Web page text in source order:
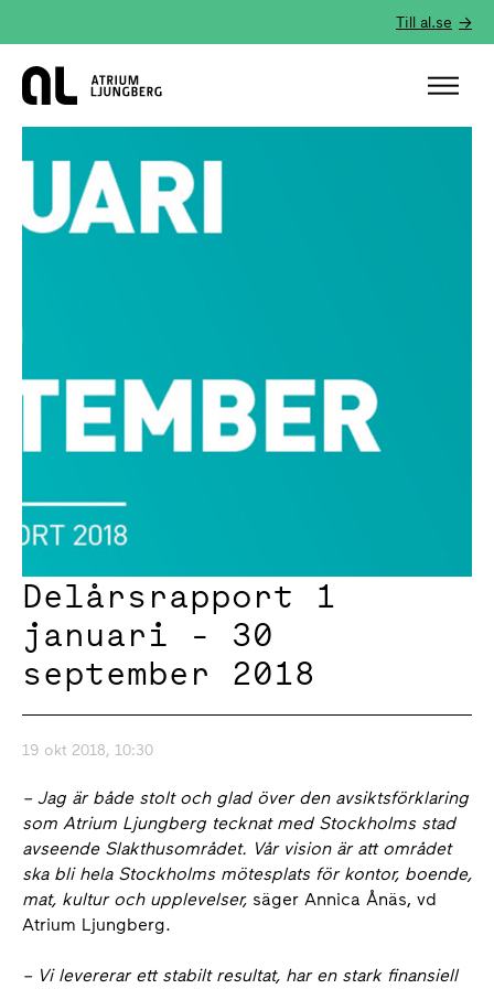
Till al.se
Hem
Delårsrapport 1
januari - 30
september 2018
19 okt 2018, 10:30
– Jag är både stolt och glad över den avsiktsförklaring
som Atrium Ljungberg tecknat med Stockholms stad
avseende Slakthusområdet. Vår vision är att området
ska bli hela Stockholms mötesplats för kontor, boende,
mat, kultur och upplevelser, säger Annica Ånäs, vd
Atrium Ljungberg.
– Vi levererar ett stabilt resultat, har en stark finansiell